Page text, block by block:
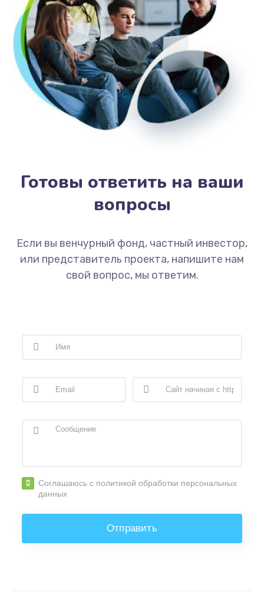
Готовы ответить на ваши
вопросы
Если вы венчурный фонд, частный инвестор,
или представитель проекта, напишите нам
свой вопрос, мы ответим.
Соглашаюсь с политикой обработки персональных
данных
Отправить